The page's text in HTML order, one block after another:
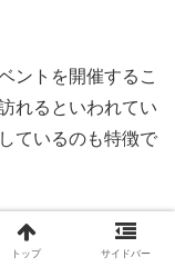
ントを開催するこ
れるといわれてい
ているのも特徴で
トップ サイドバー